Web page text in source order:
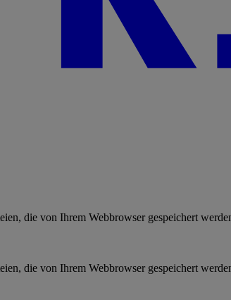
die von Ihrem Webbrowser gespeichert
die von Ihrem Webbrowser gespeichert